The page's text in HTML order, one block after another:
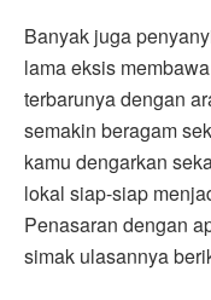
Banyak juga
lama eksis
terbarunya dengan
semakin beragam
kamu dengarkan
lokal siap-siap
Penasaran dengan
simak ulasannya